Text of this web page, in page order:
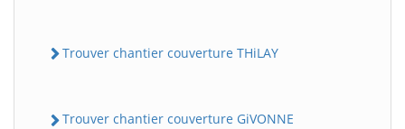
Trouver chantier couverture THiLAY
Trouver chantier couverture GiVONNE